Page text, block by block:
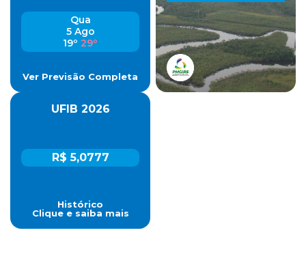
Qua
5 Ago
19º 29º
Ver Previsão Completa
UFIB 2026
R$ 5,0777
Histórico
Clique e saiba mais